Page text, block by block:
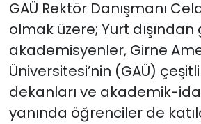
GAÜ Rektör Danışmanı
olmak üzere; Yurt
akademisyenler, Girne
Üniversitesi’nin (GAÜ)
dekanları ve akademik-
yanında öğrenciler de